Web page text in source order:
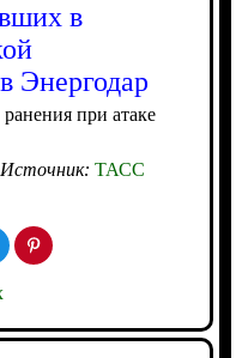
в
Энергодар
при атаке
Источник: ТАСС